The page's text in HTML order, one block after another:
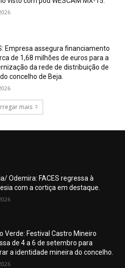
Empresa assegura financiamento
de 1,68 milhões de euros para a
da rede de distribuição de
concelho de Beja.
mais
Odemira: FACES regressa à
com a cortiça em destaque.
Verde: Festival Castro Mineiro
de 4 a 6 de setembro para
a identidade mineira do concelho.